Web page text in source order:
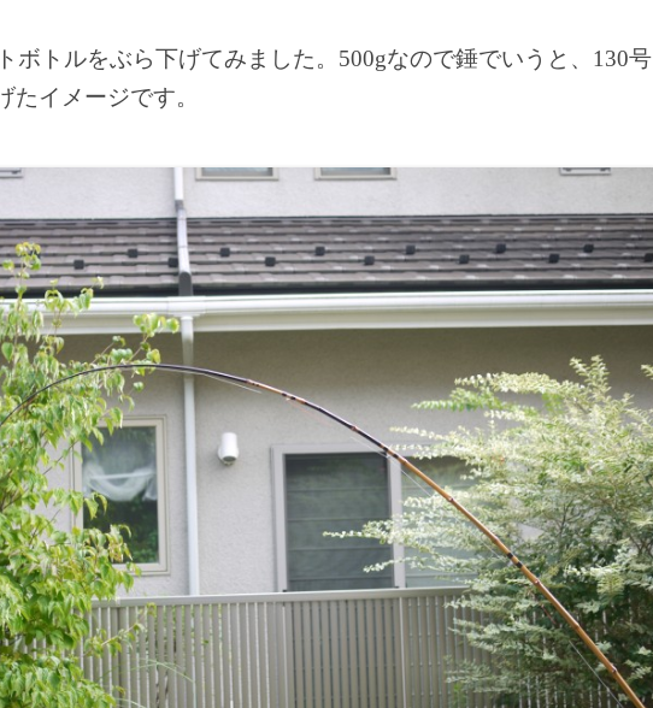
ボトルをぶら下げてみました。500gなので錘でいうと、130号
たイメージです。